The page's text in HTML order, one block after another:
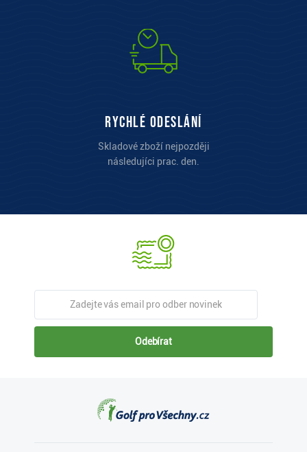
Rychlé odeslání
Skladové zboží nejpozději
následujíci prac. den.
Odebírat